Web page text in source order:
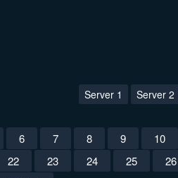
Server 1 Server 2
6 7 8 9 10
22 23 24 25 26